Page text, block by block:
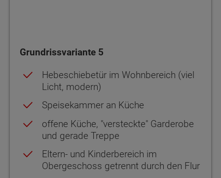
Grundrissvariante 5
Hebeschiebetür im Wohnbereich (viel
Licht, modern)
Speisekammer an Küche
offene Küche, "versteckte" Garderobe
und gerade Treppe
Eltern- und Kinderbereich im
Obergeschoss getrennt durch den Flur